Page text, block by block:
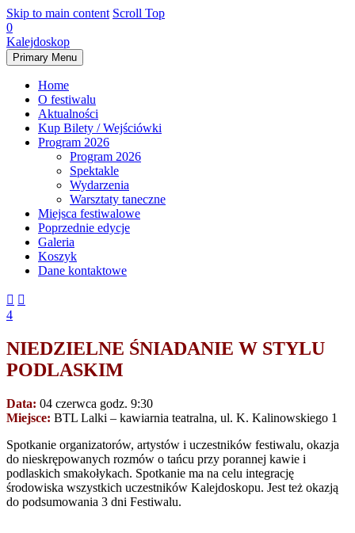
Skip to main content Scroll Top
0
Kalejdoskop
Primary Menu
Home
O festiwalu
Aktualności
Kup Bilety / Wejściówki
Program 2026
Program 2026
Spektakle
Wydarzenia
Warsztaty taneczne
Miejsca festiwalowe
Poprzednie edycje
Galeria
Koszyk
Dane kontaktowe
 
4
NIEDZIELNE ŚNIADANIE W STYLU
PODLASKIM
Data: 04 czerwca godz. 9:30
Miejsce: BTL Lalki – kawiarnia teatralna, ul. K. Kalinowskiego 1
Spotkanie organizatorów, artystów i uczestników festiwalu, okazja
do nieskrępowanych rozmów o tańcu przy porannej kawie i
podlaskich smakołykach. Spotkanie ma na celu integrację
środowiska wszystkich uczestników Kalejdoskopu. Jest też okazją
do podsumowania 3 dni Festiwalu.